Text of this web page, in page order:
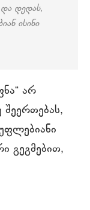
და დედას,
ისინი
არ
გეგმებით,